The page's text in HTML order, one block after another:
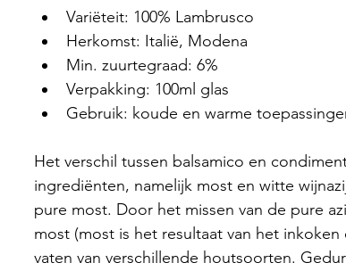
Variëteit: 100% Lambrusco
Herkomst: Italië, Modena
Min. zuurtegraad: 6%
Verpakking: 100ml glas
Gebruik: koude en warme
Het verschil tussen balsamico en
ingrediënten, namelijk most en witte
pure most. Door het missen van de pure
most (most is het resultaat van het
vaten van verschillende houtsoorten.